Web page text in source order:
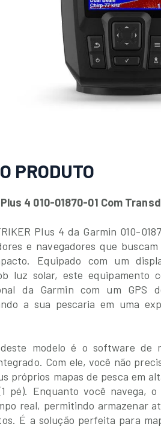
PRODUTO
4 010-01870-01 Com
Plus 4 da Garmin 010-
e navegadores que
Equipado com um
luz solar, este equipamento
da Garmin com um GPS
a sua pescaria em uma
modelo é o software de
Com ele, você não
próprios mapas de pesca em
pé). Enquanto você navega, o
real, permitindo armazenar
É a solução perfeita para